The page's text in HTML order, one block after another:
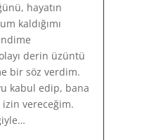
hayatın
kaldığımı
derin üzüntü
bir söz verdim.
kabul edip, bana
vereceğim.